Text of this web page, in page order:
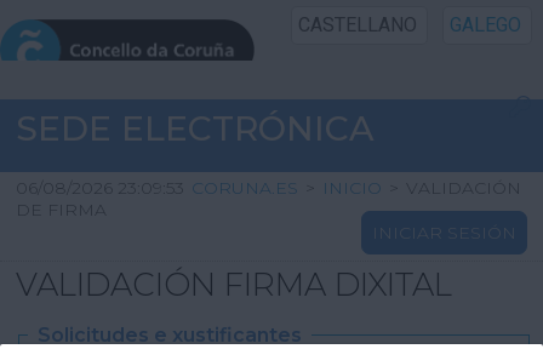
CASTELLANO GALEGO
INICIO SEDE
INICIO
INFORMACIÓN PÚBLICA
SEDE ELECTRÓNICA
06/08/2026 23:09:53 CORUNA.ES > INICIO >
VALIDACIÓN
DE FIRMA
INICIAR SESIÓN
VALIDACIÓN FIRMA DIXITAL
Solicitudes e xustificantes